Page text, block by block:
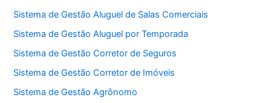
Sistema de Gestão Aluguel de Salas Comerciais
Sistema de Gestão Aluguel por Temporada
Sistema de Gestão Corretor de Seguros
Sistema de Gestão Corretor de Imóveis
Sistema de Gestão Agrônomo